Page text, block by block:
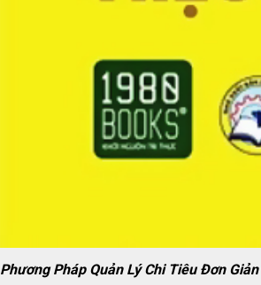
Phương Pháp Quản Lý Chi Tiêu Đơn